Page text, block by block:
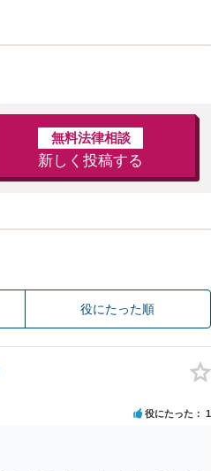
無料法律相談
新しく投稿する
役にたった順
役にたった 1